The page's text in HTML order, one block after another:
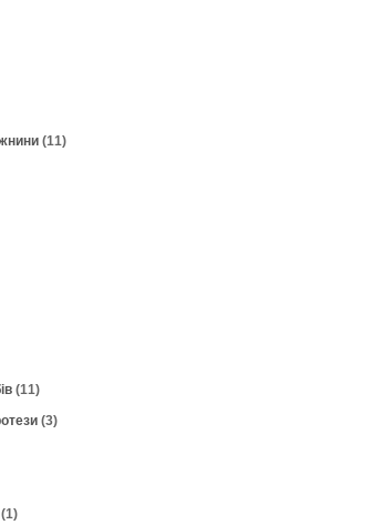
(11)
(11)
(3)
(1)